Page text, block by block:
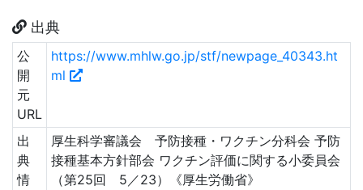
出典
公
開
元
URL
https://www.mhlw.go.jp/stf/newpage_40343.ht
ml
出
典
情
厚生科学審議会 予防接種・ワクチン分科会 予防
接種基本方針部会 ワクチン評価に関する小委員会
（第25回 5／23）《厚生労働省》